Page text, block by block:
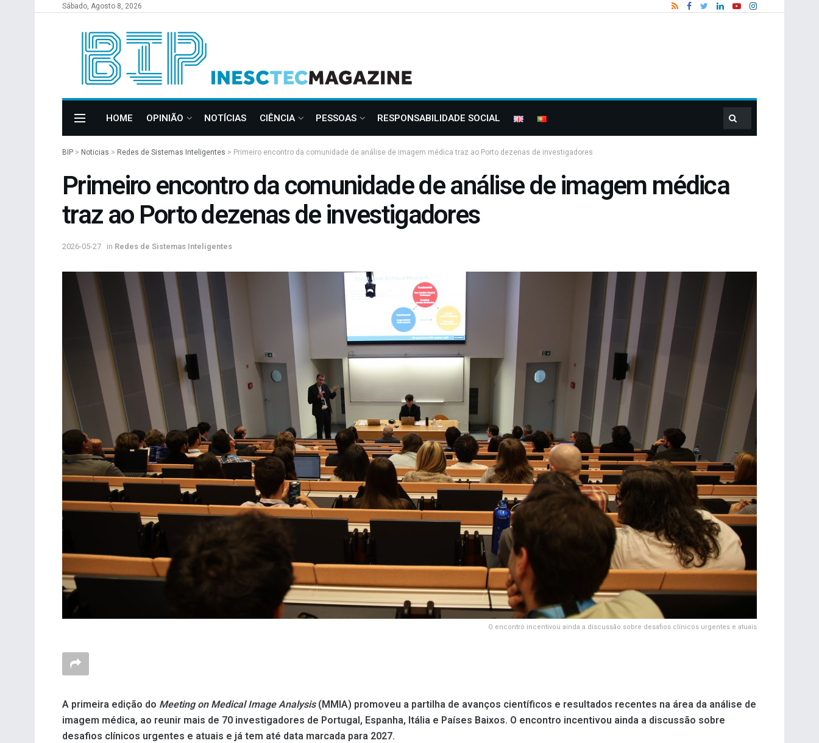
Sábado, Agosto 8, 2026
HOME OPINIÃO NOTÍCIAS CIÊNCIA PESSOAS RESPONSABILIDADE SOCIAL
BIP > Noticias > Redes de Sistemas Inteligentes > Primeiro encontro da comunidade de análise de imagem médica traz ao Porto dezenas de investigadores
Primeiro encontro da comunidade de análise de imagem médica
traz ao Porto dezenas de investigadores
2026-05-27 in Redes de Sistemas Inteligentes
O encontro incentivou ainda a discussão sobre desafios clínicos urgentes e atuais
A primeira edição do Meeting on Medical Image Analysis(MMIA) promoveu a partilha de avanços científicos e resultados recentes na área da análise de
imagem médica, ao reunir mais de 70 investigadores de Portugal, Espanha, Itália e Países Baixos. O encontro incentivou ainda a discussão sobre
desafios clínicos urgentes e atuais e já tem até data marcada para 2027.